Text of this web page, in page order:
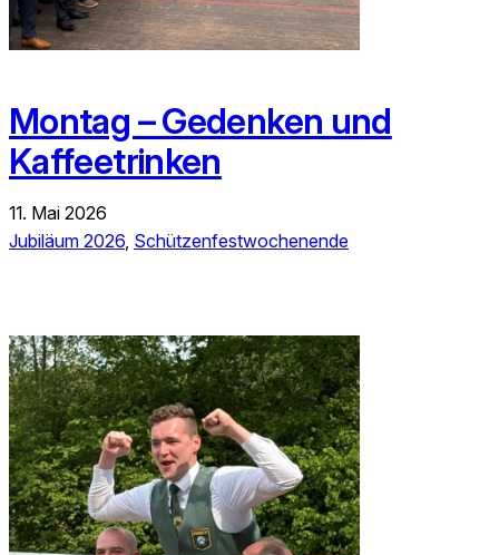
Montag – Gedenken und
Kaffeetrinken
11. Mai 2026
Jubiläum 2026 Schützenfestwochenende